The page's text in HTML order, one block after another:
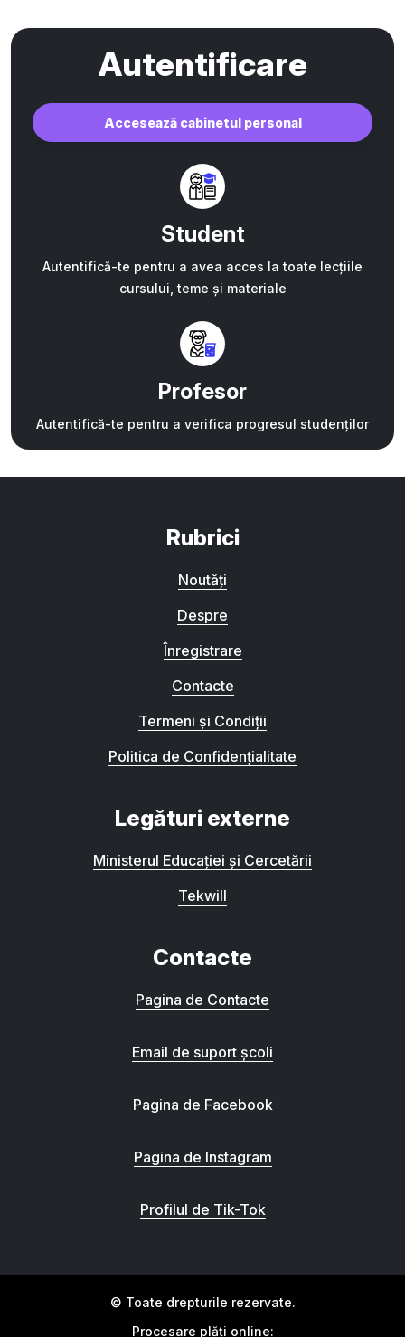
Autentificare
Accesează cabinetul personal
Student
Autentifică-te pentru a avea acces la toate lecțiile
cursului, teme și materiale
Profesor
Autentifică-te pentru a verifica progresul studenților
Rubrici
Noutăți
Despre
Înregistrare
Contacte
Termeni și Condiții
Politica de Confidențialitate
Legături externe
Ministerul Educației și Cercetării
Tekwill
Contacte
Pagina de Contacte
Email de suport școli
Pagina de Facebook
Pagina de Instagram
Profilul de Tik-Tok
© Toate drepturile rezervate.
Procesare plăți online: